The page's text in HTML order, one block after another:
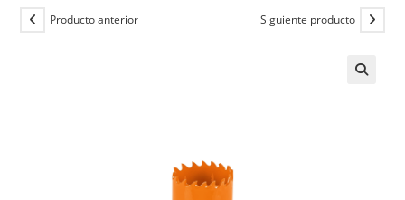
Producto anterior Siguiente producto